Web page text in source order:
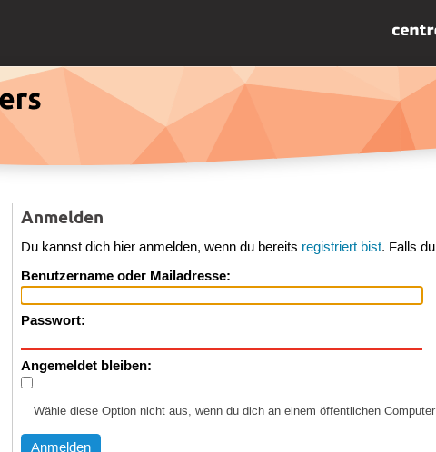
Anmelden
Du kannst dich hier anmelden, wenn du bereits registriert bist. Falls
Benutzername oder Mailadresse:
Passwort:
Angemeldet bleiben:
Wähle diese Option nicht aus, wenn du dich an einem öffentlichen